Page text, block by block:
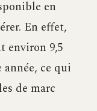
en
En effet,
environ 9,5
ce qui
de marc